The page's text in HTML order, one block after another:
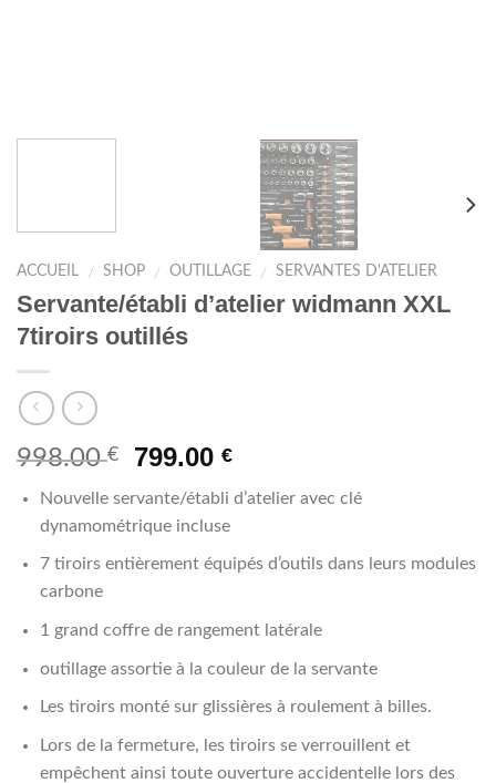
ACCUEIL / SHOP / OUTILLAGE / SERVANTES D'ATELIER
Servante/établi d’atelier widmann XXL
7tiroirs outillés
2.86
998.00€ 799.00€
Nouvelle servante/établi d’atelier avec clé
dynamométrique incluse
7 tiroirs entièrement équipés d’outils dans leurs modules
carbone
1 grand coffre de rangement latérale
outillage assortie à la couleur de la servante
Les tiroirs monté sur glissières à roulement à billes.
Lors de la fermeture, les tiroirs se verrouillent et
empêchent ainsi toute ouverture accidentelle lors des